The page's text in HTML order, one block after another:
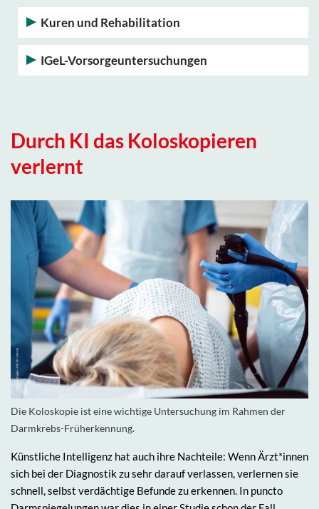
Kuren und Rehabilitation
IGeL-Vorsorgeuntersuchungen
Durch KI das Koloskopieren
verlernt
Die Koloskopie ist eine wichtige Untersuchung im Rahmen der
Darmkrebs-Früherkennung.
Künstliche Intelligenz hat auch ihre Nachteile: Wenn Ärzt*innen
sich bei der Diagnostik zu sehr darauf verlassen, verlernen sie
schnell, selbst verdächtige Befunde zu erkennen. In puncto